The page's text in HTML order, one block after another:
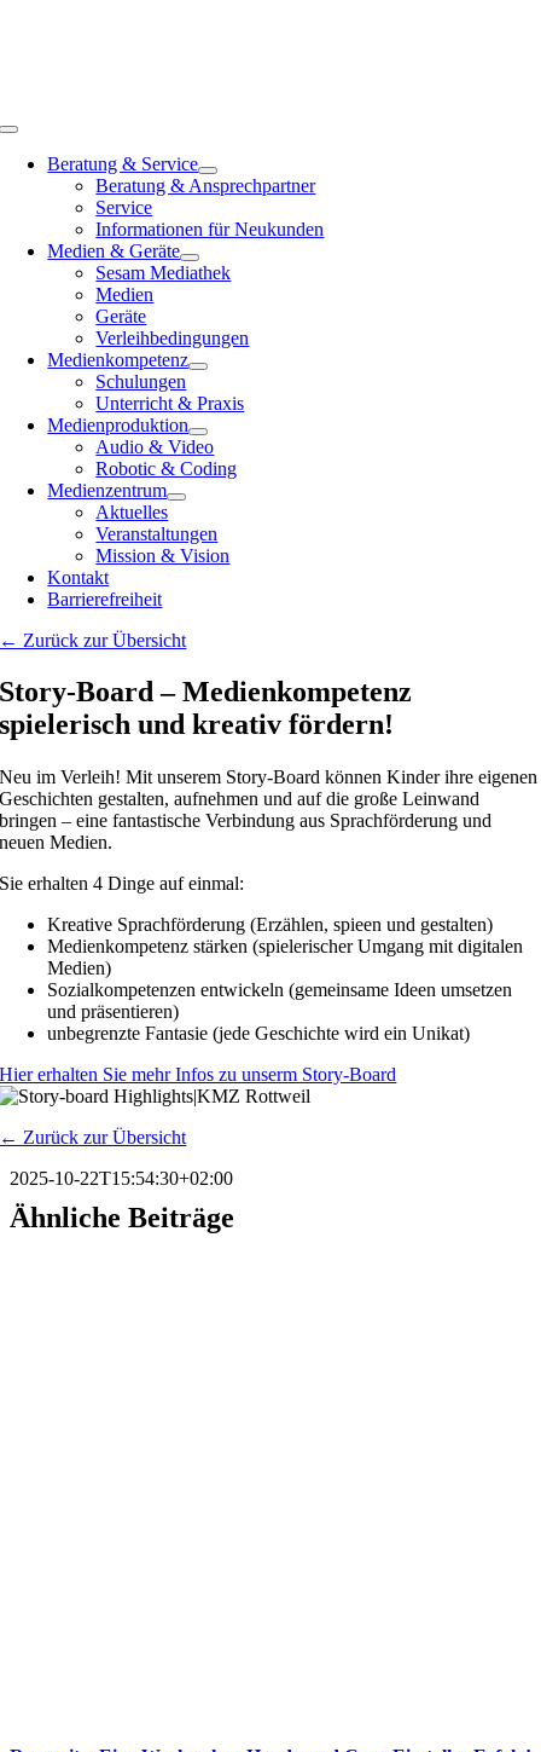
Toggle
NavigationBeratung & Service
Beratung & Ansprechpartner
Service
Informationen für Neukunden
Medien & Geräte
Sesam Mediathek
Medien
Geräte
Verleihbedingungen
Medienkompetenz
Schulungen
Unterricht & Praxis
Medienproduktion
Audio & Video
Robotic & Coding
Medienzentrum
Aktuelles
Veranstaltungen
Mission & Vision
Kontakt
Barrierefreiheit
← Zurück zur Übersicht
Story-Board – Medienkompetenz
spielerisch und kreativ fördern!
Neu im Verleih! Mit unserem Story-Board können Kinder ihre eigenen
Geschichten gestalten, aufnehmen und auf die große Leinwand
bringen – eine fantastische Verbindung aus Sprachförderung und
neuen Medien.
Sie erhalten 4 Dinge auf einmal:
Kreative Sprachförderung (Erzählen, spieen und gestalten)
Medienkompetenz stärken (spielerischer Umgang mit digitalen
Medien)
Sozialkompetenzen entwickeln (gemeinsame Ideen umsetzen
und präsentieren)
unbegrenzte Fantasie (jede Geschichte wird ein Unikat)
Hier erhalten Sie mehr Infos zu unserm Story-Board
← Zurück zur Übersicht
2025-10-22T15:54:30+02:00
Ähnliche Beiträge